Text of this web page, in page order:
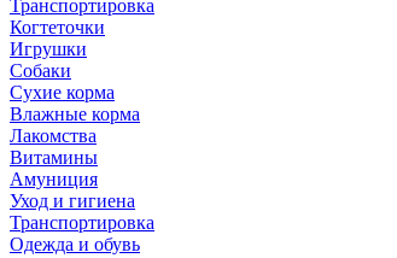
Транспортировка
Когтеточки
Игрушки
Собаки
Сухие корма
Влажные корма
Лакомства
Витамины
Амуниция
Уход и гигиена
Транспортировка
Одежда и обувь